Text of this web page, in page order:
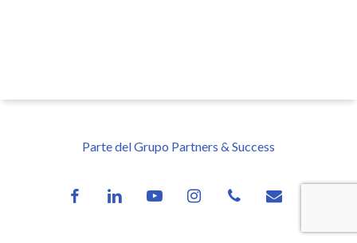
Parte del Grupo Partners & Success
facebooklinkedin youtube instagramphone email